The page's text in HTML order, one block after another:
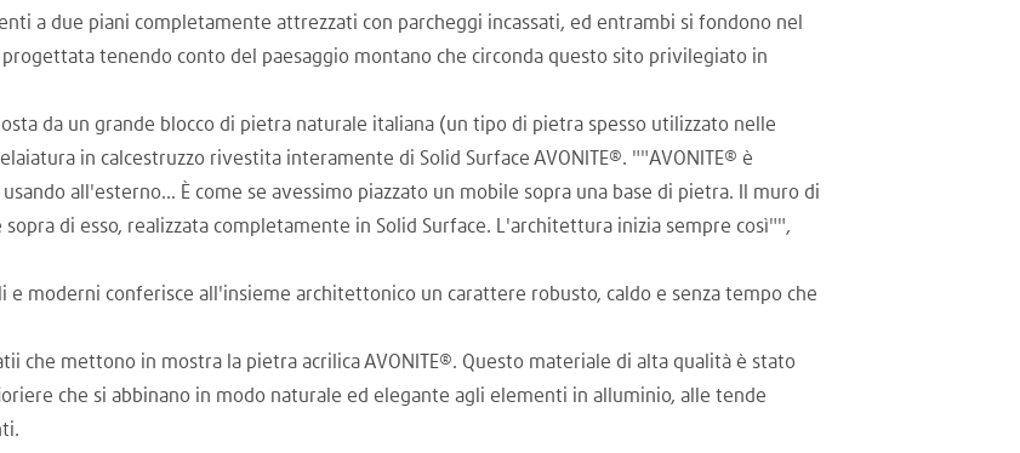
a due piani completamente attrezzati con parcheggi incassati, ed entrambi si fondono nel
tenendo conto del paesaggio montano che circonda questo sito privilegiato in
da un grande blocco di pietra naturale italiana (un tipo di pietra spesso utilizzato nelle
in calcestruzzo rivestita interamente di Solid Surface AVONITE®. ""AVONITE® è
all'esterno... È come se avessimo piazzato un mobile sopra una base di pietra. Il muro di
di esso, realizzata completamente in Solid Surface. L'architettura inizia sempre così"",
e moderni conferisce all'insieme architettonico un carattere robusto, caldo e senza tempo che
che mettono in mostra la pietra acrilica AVONITE®. Questo materiale di alta qualità è stato
che si abbinano in modo naturale ed elegante agli elementi in alluminio, alle tende